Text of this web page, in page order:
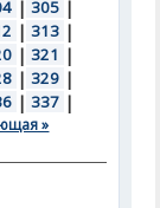
| 305 |
| 313 |
| 321 |
| 329 |
| 337 |
»